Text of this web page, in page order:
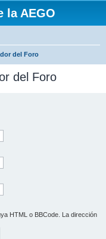
la AEGO
del Foro
del Foro
HTML o BBCode. La dirección